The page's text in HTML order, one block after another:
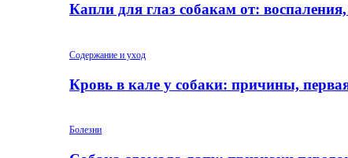
Капли для глаз собакам от:
Содержание и уход
Кровь в кале у собаки: причины,
Болезни